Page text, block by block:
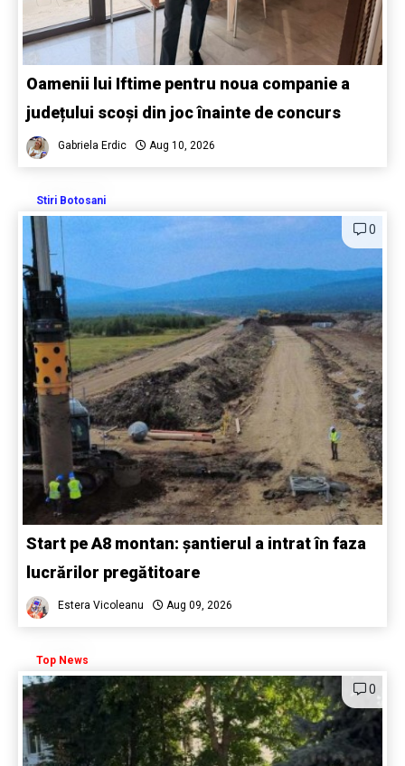
Oamenii lui Iftime pentru noua companie a
județului scoși din joc înainte de concurs
Gabriela Erdic Aug 10, 2026
Stiri Botosani
0
Start pe A8 montan: șantierul a intrat în faza
lucrărilor pregătitoare
Estera Vicoleanu Aug 09, 2026
Top News
0